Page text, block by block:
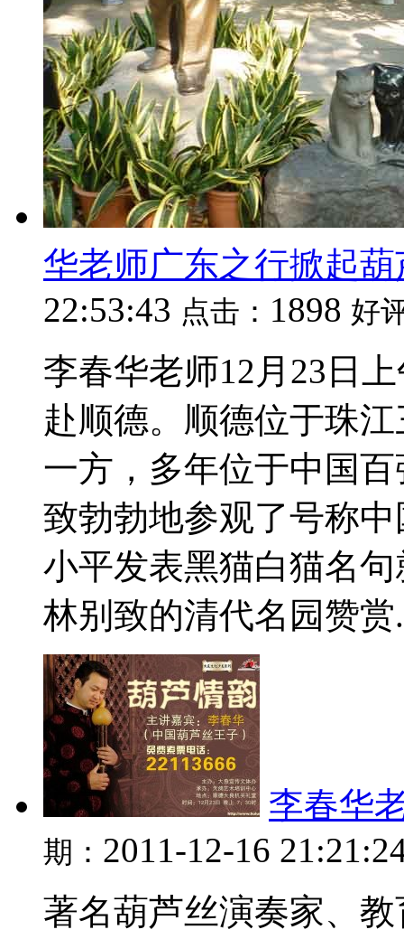
华老师广东之行掀起
22:53:43 点击： 1898 好
李春华老师12月23日
赴顺德。顺德位于珠
一方，多年位于中国
致勃勃地参观了号称
小平发表黑猫白猫名
林别致的清代名园赞赏
李春华
期： 2011-12-16
著名葫芦丝演奏家、